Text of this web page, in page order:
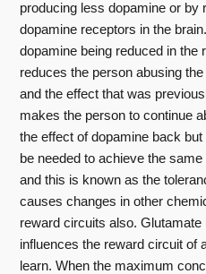
producing less dopamine or by
dopamine receptors in the
dopamine being reduced in the
reduces the person abusing
and the effect that was
makes the person to continue
the effect of dopamine back
be needed to achieve the
and this is known as the
causes changes in other
reward circuits also.
influences the reward circuit
learn. When the maximum